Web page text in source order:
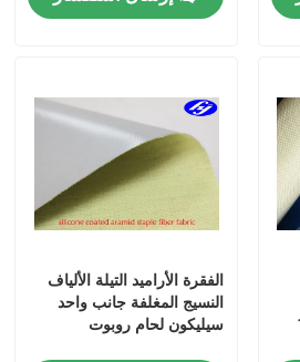
الفقرة الأراميد التيلة الألياف
النسيج المغلفة جانب واحد
سيليكون لحام روبوت